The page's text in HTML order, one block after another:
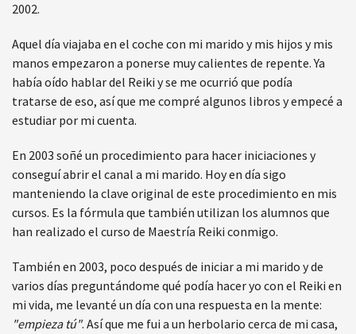
2002.
Aquel día viajaba en el coche con mi marido y mis hijos y mis
manos empezaron a ponerse muy calientes de repente. Ya
había oído hablar del Reiki y se me ocurrió que podía
tratarse de eso, así que me compré algunos libros y empecé a
estudiar por mi cuenta.
En 2003 soñé un procedimiento para hacer iniciaciones y
conseguí abrir el canal a mi marido. Hoy en día sigo
manteniendo la clave original de este procedimiento en mis
cursos. Es la fórmula que también utilizan los alumnos que
han realizado el curso de Maestría Reiki conmigo.
También en 2003, poco después de iniciar a mi marido y de
varios días preguntándome qué podía hacer yo con el Reiki en
mi vida, me levanté un día con una respuesta en la mente:
"empieza tú". Así que me fui a un herbolario cerca de mi casa,